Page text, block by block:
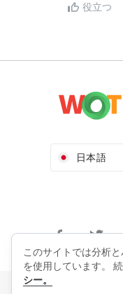
役立つ
日本語
このサイトでは分析
を使用しています。
シー。